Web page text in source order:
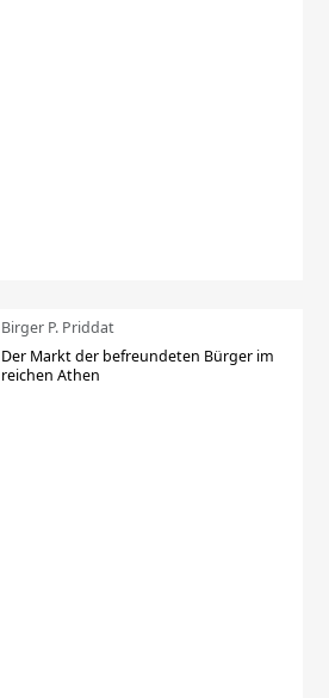
Birger P. Priddat
Der Markt der befreundeten Bürger im
reichen Athen